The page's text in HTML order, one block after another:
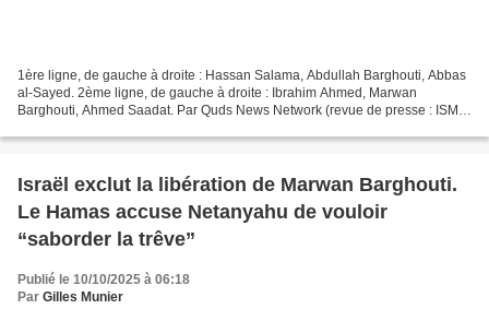
1ère ligne, de gauche à droite : Hassan Salama, Abdullah Barghouti, Abbas
al-Sayed. 2ème ligne, de gauche à droite : Ibrahim Ahmed, Marwan
Barghouti, Ahmed Saadat. Par Quds News Network (revue de presse : ISM-
Israël exclut la libération de Marwan Barghouti.
Le Hamas accuse Netanyahu de vouloir
“saborder la trêve”
Publié le 10/10/2025 à 06:18
Par Gilles Munier